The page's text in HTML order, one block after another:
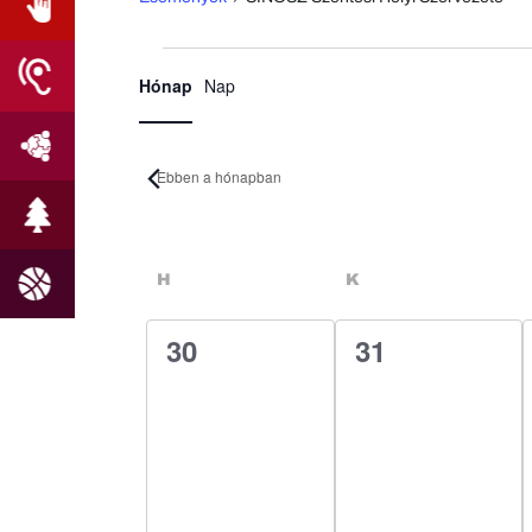
Események
nézet
Hónap Nap
Ebben a hónapban
kiválasztása.
Események
naptár
H K
0
30
0
31